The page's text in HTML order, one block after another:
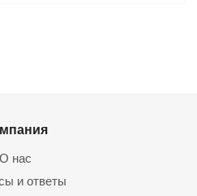
О нас
и ответы